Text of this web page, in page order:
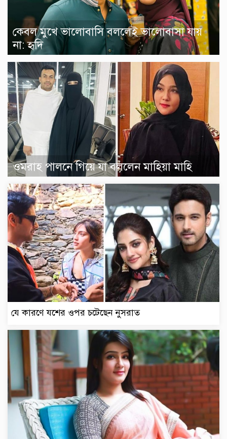
কেবল মুখে ভালোবাসি বললেই ভালোবাসা যায়
না: হৃদি
ওমরাহ পালনে গিয়ে যা বললেন মাহিয়া মাহি
যে কারণে যশের ওপর চটেছেন নুসরাত